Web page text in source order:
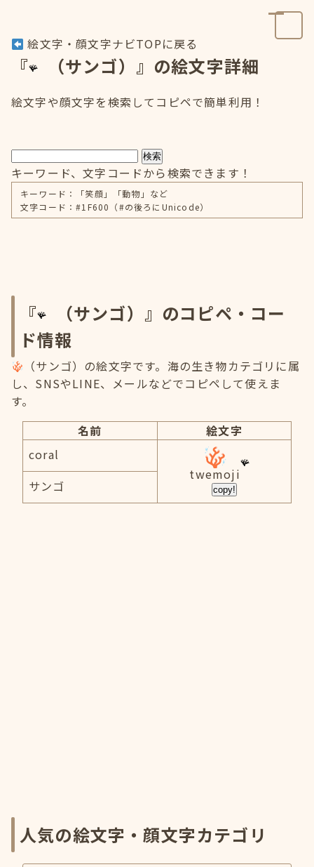
絵文字・顔文字ナビTOPに戻る
『 （サンゴ）』の絵文字詳細
絵文字や顔文字を検索してコピペで簡単利用！
検索
キーワード、文字コードから検索できます！
キーワード：「笑顔」「動物」など
文字コード：#1F600（#の後ろにUnicode）
『
（サンゴ）』のコピペ・コー
ド情報
（サンゴ）の絵文字です。海の生き物カテゴリに属
し、SNSやLINE、メールなどでコピペして使えま
す。
名前
絵文字
coral
twemoji
copy!
サンゴ
人気の絵文字・顔文字カテゴリ